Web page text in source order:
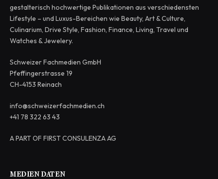
gestalterisch hochwertige Publikationen aus verschiedensten
Lifestyle – und Luxus-Bereichen wie Beauty, Art & Culture,
Culinarium, Drive Style, Fashion, Finance, Living, Travel und
Watches & Jewelery.
Schweizer Fachmedien GmbH
Pfeffingerstrasse 19
CH-4153 Reinach
info@schweizerfachmedien.ch
+41 78 322 63 43
A PART OF FIRST CONSULENZA AG
MEDIEN DATEN